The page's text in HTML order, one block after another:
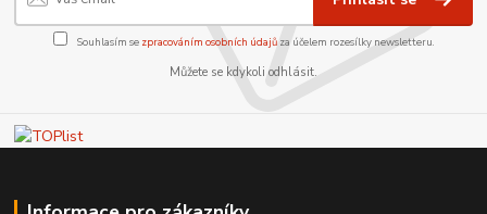
Souhlasím se zpracováním osobních údajůza účelem rozesílky newsletteru.
Můžete se kdykoli odhlásit.